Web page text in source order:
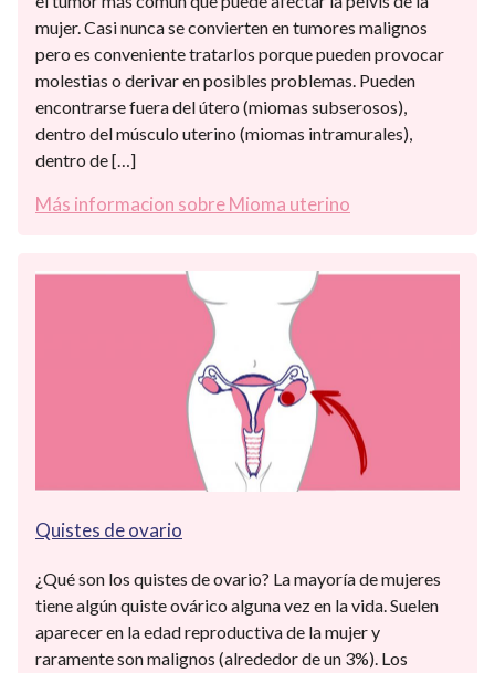
mujer. Casi nunca se convierten en tumores malignos
pero es conveniente tratarlos porque pueden provocar
molestias o derivar en posibles problemas. Pueden
encontrarse fuera del útero (miomas subserosos),
dentro del músculo uterino (miomas intramurales),
dentro de […]
Más informacion sobre Mioma uterino
Quistes de ovario
¿Qué son los quistes de ovario? La mayoría de mujeres
tiene algún quiste ovárico alguna vez en la vida. Suelen
aparecer en la edad reproductiva de la mujer y
raramente son malignos (alrededor de un 3%). Los